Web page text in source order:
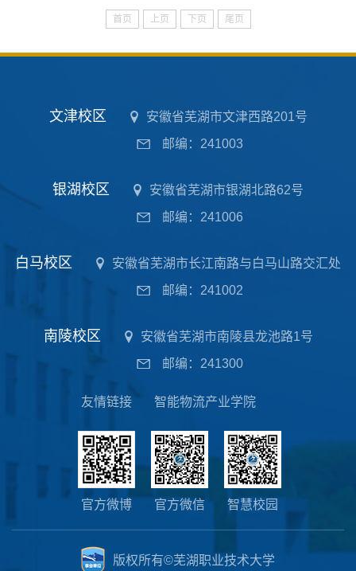
首页 上页 下页 尾页
文津校区
安徽省芜湖市文津西路201号
邮编：241003
银湖校区
安徽省芜湖市银湖北路62号
邮编：241006
白马校区
安徽省芜湖市长江南路与白马山路交汇处
邮编：241002
南陵校区
安徽省芜湖市南陵县龙池路1号
邮编：241300
友情链接 智能物流产业学院
官方微博 官方微信 智慧校园
版权所有©芜湖职业技术大学